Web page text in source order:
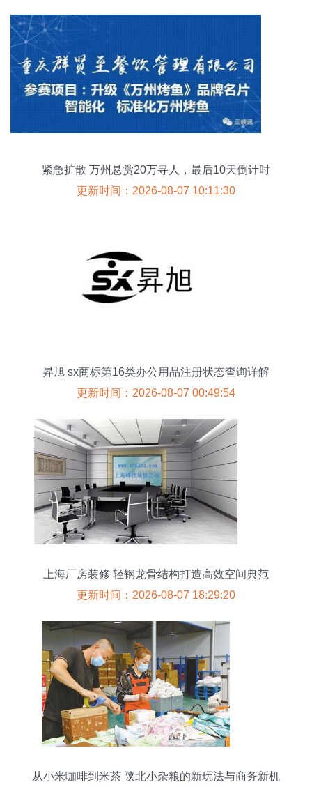
紧急扩散 万州悬赏20万寻人，最后10天倒计时
更新时间：2026-08-07 10:11:30
昇旭 sx商标第16类办公用品注册状态查询详解
更新时间：2026-08-07 00:49:54
上海厂房装修 轻钢龙骨结构打造高效空间典范
更新时间：2026-08-07 18:29:20
从小米咖啡到米茶 陕北小杂粮的新玩法与商务新机